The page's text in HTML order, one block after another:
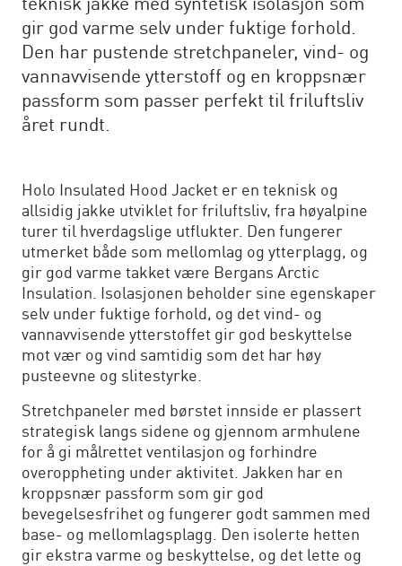
teknisk jakke med syntetisk isolasjon som
gir god varme selv under fuktige forhold.
Den har pustende stretchpaneler, vind- og
vannavvisende ytterstoff og en kroppsnær
passform som passer perfekt til friluftsliv
året rundt.
Holo Insulated Hood Jacket er en teknisk og
allsidig jakke utviklet for friluftsliv, fra høyalpine
turer til hverdagslige utflukter. Den fungerer
utmerket både som mellomlag og ytterplagg, og
gir god varme takket være Bergans Arctic
Insulation. Isolasjonen beholder sine egenskaper
selv under fuktige forhold, og det vind- og
vannavvisende ytterstoffet gir god beskyttelse
mot vær og vind samtidig som det har høy
pusteevne og slitestyrke.
Stretchpaneler med børstet innside er plassert
strategisk langs sidene og gjennom armhulene
for å gi målrettet ventilasjon og forhindre
overoppheting under aktivitet. Jakken har en
kroppsnær passform som gir god
bevegelsesfrihet og fungerer godt sammen med
base- og mellomlagsplagg. Den isolerte hetten
gir ekstra varme og beskyttelse, og det lette og